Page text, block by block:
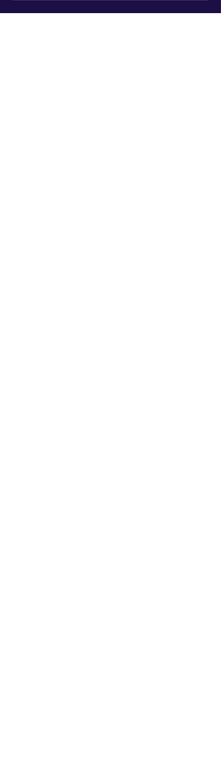
> Devenez partenaires de l'équipe